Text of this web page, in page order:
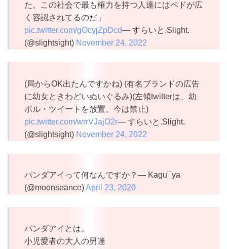
た。この社会で最も権力を持つ人達にはペドが広
く容認されてるのだ」
pic.twitter.com/gOcyjZpDcd— すらいと.Slight.
(@slightsight) November 24, 2022
(局からOK出たんですかね) (有名ブランドの広告
に幼女ときわどいぬいぐるみ)(左傾twitterは、幼
ポル・ツイートを放置。今は禁止)
pic.twitter.com/wrrVJajO2r— すらいと.Slight.
(@slightsight) November 24, 2022
パンダアイって何なんですか？— Kagu¯ya
(@moonseance)April 23, 2020
パンダアイとは。
小児愛者の大人の男達